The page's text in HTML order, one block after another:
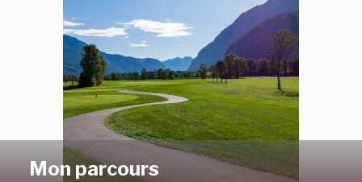
Mon parcours